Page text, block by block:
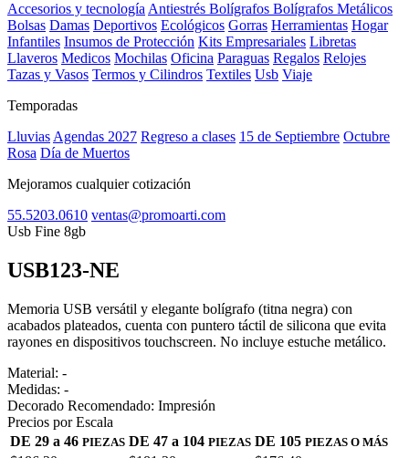
Accesorios y tecnología Antiestrés Bolígrafos Bolígrafos Metálicos
Bolsas Damas Deportivos Ecológicos Gorras Herramientas Hogar
Infantiles Insumos de Protección Kits Empresariales Libretas
Llaveros Medicos Mochilas Oficina Paraguas Regalos Relojes
Tazas y Vasos Termos y Cilindros Textiles Usb Viaje
Temporadas
Lluvias Agendas 2027 Regreso a clases 15 de Septiembre Octubre
Rosa Día de Muertos
Mejoramos cualquier cotización
55.5203.0610 ventas@promoarti.com
Usb Fine 8gb
USB123-NE
Memoria USB versátil y elegante bolígrafo (titna negra) con
acabados plateados, cuenta con puntero táctil de silicona que evita
rayones en dispositivos touchscreen. No incluye estuche metálico.
Material: -
Medidas: -
Decorado Recomendado: Impresión
Precios por Escala
DE 29 a 46 PIEZAS DE 47 a 104 PIEZAS DE 105 PIEZAS O MÁS